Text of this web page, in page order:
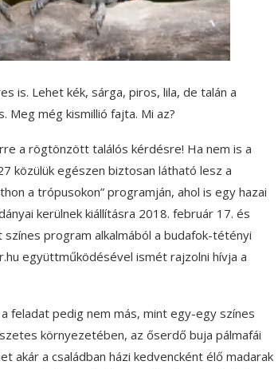
is. Lehet kék, sárga, piros, lila, de talán a
Meg még kismillió fajta. Mi az?
a rögtönzött találós kérdésre! Ha nem is a
közülük egészen biztosan látható lesz a
a trópusokon” programján, ahol is egy hazai
kerülnek kiállításra 2018. február 17. és
program alkalmából a budafok-tétényi
együttműködésével ismét rajzolni hívja a
feladat pedig nem más, mint egy-egy színes
környezetében, az őserdő buja pálmafái
akár a családban házi kedvencként élő madarak